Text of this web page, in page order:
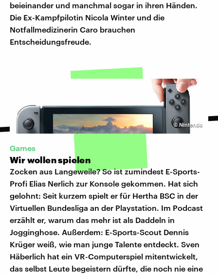
beieinander und manchmal sogar in ihren Händen.
Die Ex-Kampfpilotin Nicola Winter und die
Notfallmedizinerin Caro brauchen
Entscheidungsfreude.
©Nintendo
Games
Wir wollen spielen
Zocken aus Langeweile? So ist zumindest E-Sports-
Profi Elias Nerlich zur Konsole gekommen. Hat sich
gelohnt: Seit kurzem spielt er für Hertha BSC in der
Virtuellen Bundesliga an der Playstation. Im Podcast
erzählt er, warum das mehr ist als Daddeln in
Jogginghose. Außerdem: E-Sports-Scout Dennis
Krüger weiß, wie man junge Talente entdeckt. Sven
Häberlich hat ein VR-Computerspiel mitentwickelt,
das selbst Leute begeistern dürfte, die noch nie eine